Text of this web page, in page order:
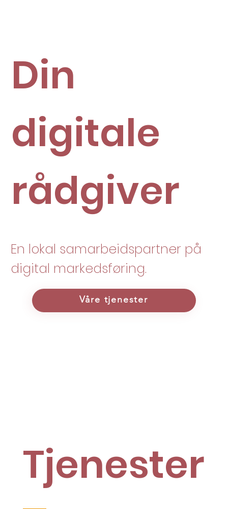
Din
digitale
rådgiver
En lokal samarbeidspartner på
digital markedsføring.
Våre tjenester
Tjenester